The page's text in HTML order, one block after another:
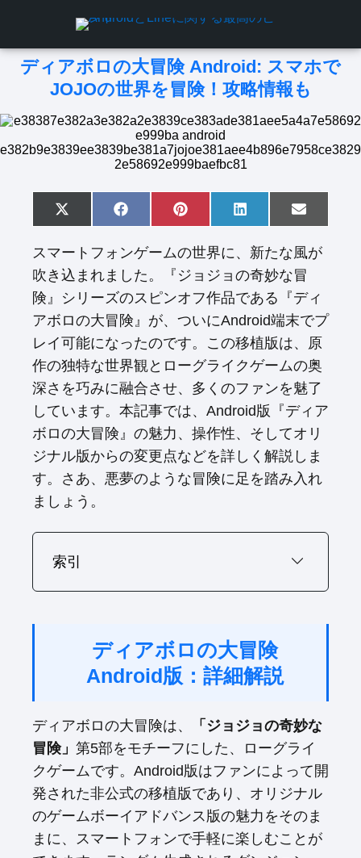
ディアボロの大冒険 Android: スマホで
JOJOの世界を冒険！攻略情報も
S
h
r
e
o
n
X
(
w
i
t
t
e
r
S
h
r
o
n
F
a
e
o
o
k
S
h
r
e
o
n
P
i
t
e
r
e
s
t
S
h
o
n
L
i
k
d
I
n
S
h
r
e
n
E
m
i
l
スマートフォンゲームの世界に、新たな風が
吹き込まれました。『ジョジョの奇妙な冒
険』シリーズのスピンオフ作品である『ディ
アボロの大冒険』が、ついにAndroid端末でプ
レイ可能になったのです。この移植版は、原
作の独特な世界観とローグライクゲームの奥
深さを巧みに融合させ、多くのファンを魅了
しています。本記事では、Android版『ディア
ボロの大冒険』の魅力、操作性、そしてオリ
ジナル版からの変更点などを詳しく解説しま
す。さあ、悪夢のような冒険に足を踏み入れ
ましょう。
索引
ディアボロの大冒険
Android版：詳細解説
ディアボロの大冒険は、
「ジョジョの奇妙な
冒険」 第5部をモチーフにした、ローグライ
クゲームです。Android版はファンによって開
発された非公式の移植版であり、オリジナル
のゲームボーイアドバンス版の魅力をそのま
まに、スマートフォンで手軽に楽しむことが